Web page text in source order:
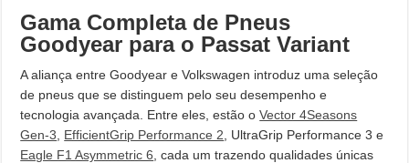
Gama Completa de Pneus
Goodyear para o Passat Variant
A aliança entre Goodyear e Volkswagen introduz uma seleção
de pneus que se distinguem pelo seu desempenho e
tecnologia avançada. Entre eles, estão oVector 4Seasons
Gen-3
EfficientGrip Performance 2 , UltraGrip Performance 3 e
Eagle F1 Asymmetric 6 , cada um trazendo qualidades únicas